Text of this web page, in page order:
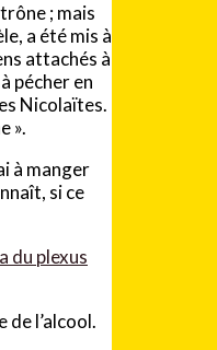
; mais
a été mis à
attachés à
pécher en
Nicolaïtes.
».
à manger
si ce
du plexus
de l’alcool.